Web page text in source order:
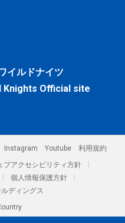
イルドナイツ
Knights Official site
Instagram Youtube
利用規約
ブアクセシビリティ方針
個人情報保護方針
ディングス